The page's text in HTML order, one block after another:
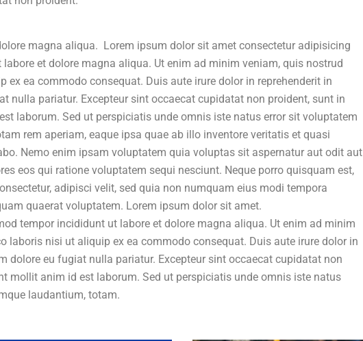
magna aliqua. Lorem ipsum dolor sit amet consectetur adipisicing
et dolore magna aliqua. Ut enim ad minim veniam, quis nostrud
ea commodo consequat. Duis aute irure dolor in reprehenderit in
nulla pariatur. Excepteur sint occaecat cupidatat non proident, sunt in
laborum. Sed ut perspiciatis unde omnis iste natus error sit voluptatem
rem aperiam, eaque ipsa quae ab illo inventore veritatis et quasi
Nemo enim ipsam voluptatem quia voluptas sit aspernatur aut odit aut
eos qui ratione voluptatem sequi nesciunt. Neque porro quisquam est,
adipisci velit, sed quia non numquam eius modi tempora
quaerat voluptatem. Lorem ipsum dolor sit amet.
tempor incididunt ut labore et dolore magna aliqua. Ut enim ad minim
laboris nisi ut aliquip ex ea commodo consequat. Duis aute irure dolor in
dolore eu fugiat nulla pariatur. Excepteur sint occaecat cupidatat non
mollit anim id est laborum. Sed ut perspiciatis unde omnis iste natus
laudantium, totam.